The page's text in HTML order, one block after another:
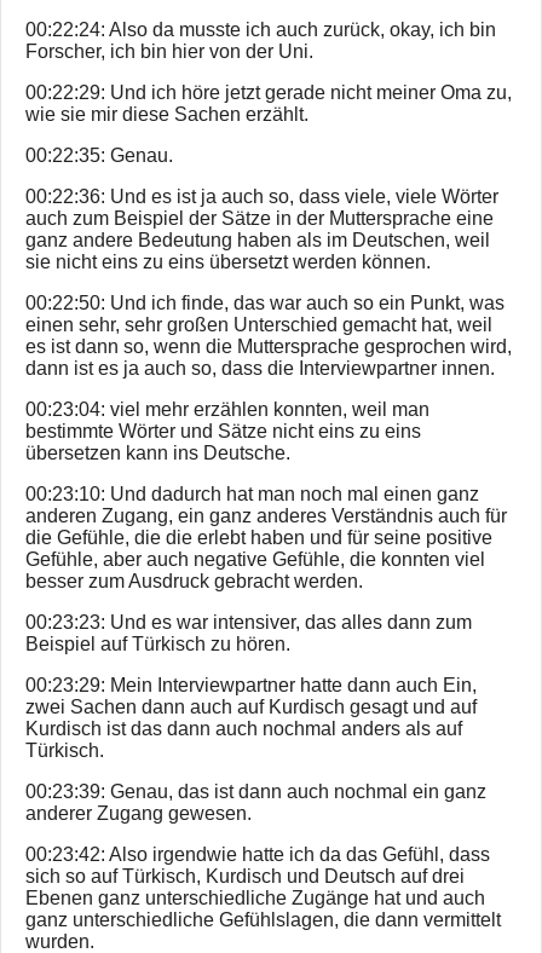
00:22:24: Also da musste ich auch zurück, okay, ich bin
Forscher, ich bin hier von der Uni.
00:22:29: Und ich höre jetzt gerade nicht meiner Oma zu,
wie sie mir diese Sachen erzählt.
00:22:35: Genau.
00:22:36: Und es ist ja auch so, dass viele, viele Wörter
auch zum Beispiel der Sätze in der Muttersprache eine
ganz andere Bedeutung haben als im Deutschen, weil
sie nicht eins zu eins übersetzt werden können.
00:22:50: Und ich finde, das war auch so ein Punkt, was
einen sehr, sehr großen Unterschied gemacht hat, weil
es ist dann so, wenn die Muttersprache gesprochen wird,
dann ist es ja auch so, dass die Interviewpartner innen.
00:23:04: viel mehr erzählen konnten, weil man
bestimmte Wörter und Sätze nicht eins zu eins
übersetzen kann ins Deutsche.
00:23:10: Und dadurch hat man noch mal einen ganz
anderen Zugang, ein ganz anderes Verständnis auch für
die Gefühle, die die erlebt haben und für seine positive
Gefühle, aber auch negative Gefühle, die konnten viel
besser zum Ausdruck gebracht werden.
00:23:23: Und es war intensiver, das alles dann zum
Beispiel auf Türkisch zu hören.
00:23:29: Mein Interviewpartner hatte dann auch Ein,
zwei Sachen dann auch auf Kurdisch gesagt und auf
Kurdisch ist das dann auch nochmal anders als auf
Türkisch.
00:23:39: Genau, das ist dann auch nochmal ein ganz
anderer Zugang gewesen.
00:23:42: Also irgendwie hatte ich da das Gefühl, dass
sich so auf Türkisch, Kurdisch und Deutsch auf drei
Ebenen ganz unterschiedliche Zugänge hat und auch
ganz unterschiedliche Gefühlslagen, die dann vermittelt
wurden.